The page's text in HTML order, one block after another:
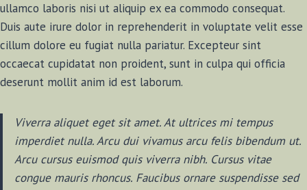
ullamco laboris nisi ut aliquip ex ea commodo consequat.
Duis aute irure dolor in reprehenderit in voluptate velit esse
cillum dolore eu fugiat nulla pariatur. Excepteur sint
occaecat cupidatat non proident, sunt in culpa qui officia
deserunt mollit anim id est laborum.
Viverra aliquet eget sit amet. At ultrices mi tempus
imperdiet nulla. Arcu dui vivamus arcu felis bibendum ut.
Arcu cursus euismod quis viverra nibh. Cursus vitae
congue mauris rhoncus. Faucibus ornare suspendisse sed